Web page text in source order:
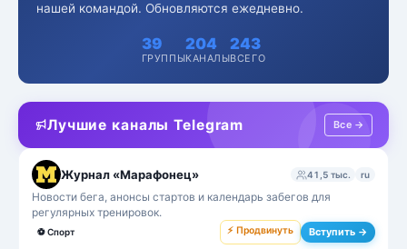
нашей командой. Обновляются ежедневно.
39
ГРУППЫ
204
КАНАЛЫ
243
ВСЕГО
Лучшие каналы Telegram Все →
Журнал «Марафонец» 41,5 тыс. ru
Новости бега, анонсы стартов и календарь забегов для
регулярных тренировок.
⚽Спорт ⚡ Продвинуть Вступить →